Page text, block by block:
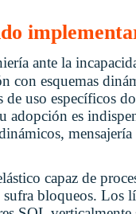
ante la
con esquemas
de uso específicos
adopción es
mensajería
capaz de
bloqueos. Los